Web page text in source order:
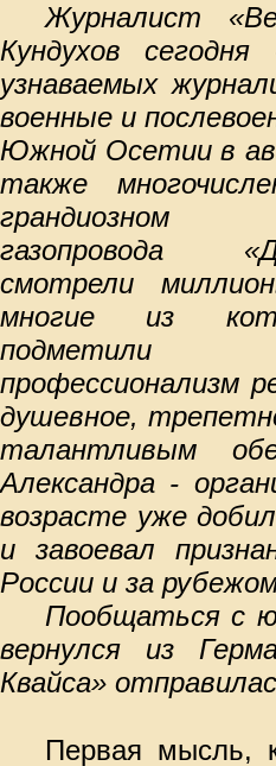
Журналист
Кундухов
узнаваемых
военные и
Южной Осетии в
также
грандиозном
газопровода
смотрели
многие из
профессионализм
душевное,
талантливым
Александра -
возрасте уже
и завоевал
России и за
Пообщаться с
вернулся из
Квайса»
Первая мысль,